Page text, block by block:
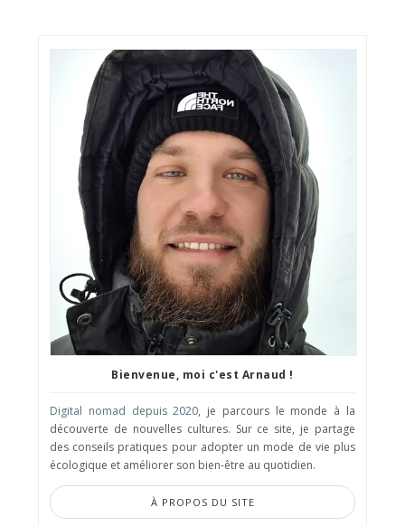
Bienvenue, moi c'est Arnaud !
Digital nomad depuis 2020, je parcours le monde à la
découverte de nouvelles cultures. Sur ce site, je partage
des conseils pratiques pour adopter un mode de vie plus
écologique et améliorer son bien-être au quotidien.
À PROPOS DU SITE